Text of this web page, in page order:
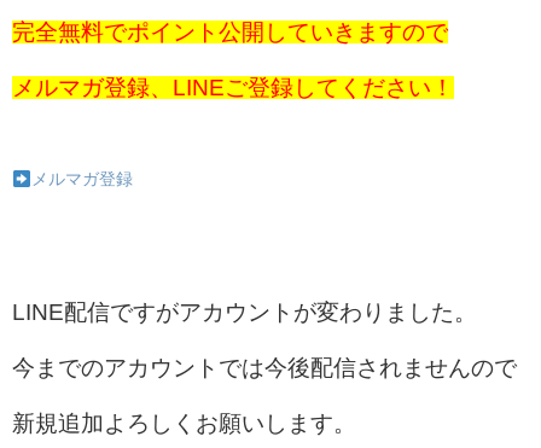
完全無料でポイント公開していきますので
メルマガ登録、LINEご登録してください！
メルマガ登録
LINE配信ですがアカウントが変わりました。
今までのアカウントでは今後配信されませんので
新規追加よろしくお願いします。